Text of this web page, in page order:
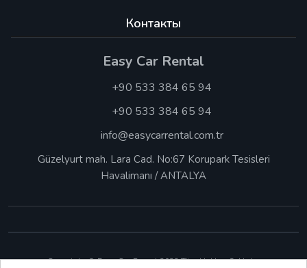
Контакты
Easy Car Rental
+90 533 384 65 94
+90 533 384 65 94
info@easycarrental.com.tr
Güzelyurt mah. Lara Cad. No:67 Korupark Tesisleri
Havalimanı / ANTALYA
Copyright © Easy Car Rental 2023 Tüm Hakları Saklıdır.